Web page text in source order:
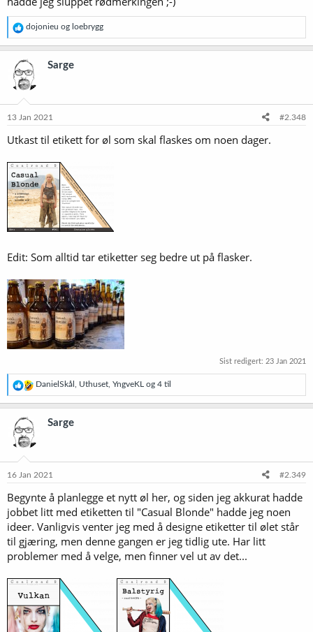
R
e
a
k
s
j
o
e
:
dojonieu og loebrygg
Sarge
13 Jan 2021 #2.348
Utkast til etikett for øl som skal flaskes om noen dager.
Edit: Som alltid tar etiketter seg bedre ut på flasker.
Sist redigert: 23 Jan 2021
R
e
a
n
e
:
DanielSkål Uthuset YngveKL og 4 til
Sarge
16 Jan 2021 #2.349
Begynte å planlegge et nytt øl her, og siden jeg akkurat hadde
jobbet litt med etiketten til "Casual Blonde" hadde jeg noen
ideer. Vanligvis venter jeg med å designe etiketter til ølet står
til gjæring, men denne gangen er jeg tidlig ute. Har litt
problemer med å velge, men finner vel ut av det...